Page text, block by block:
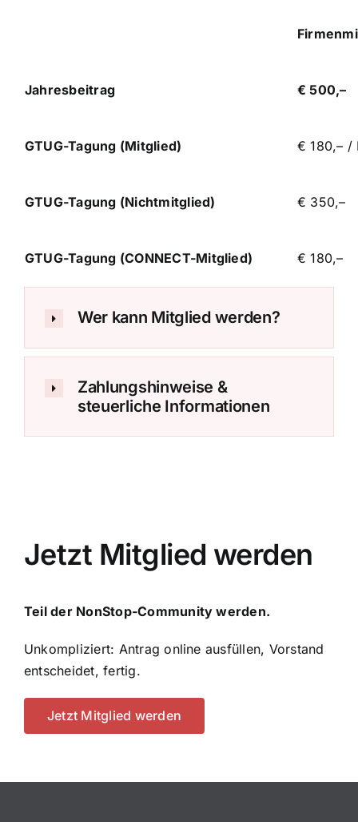
Jahresbeitrag €500,–
GTUG-Tagung (Mitglied) € 180,– /
GTUG-Tagung (Nichtmitglied) € 350,–
GTUG-Tagung (CONNECT-Mitglied) € 180,–
Wer kann Mitglied werden?
Zahlungshinweise &
steuerliche Informationen
Jetzt Mitglied werden
Teil der NonStop-Community werden.
Unkompliziert: Antrag online ausfüllen, Vorstand
entscheidet, fertig.
Jetzt Mitglied werden